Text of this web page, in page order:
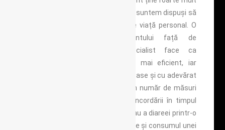
de noi ca oameni, de felul în care suntem dispuși să
” din stilul de viață personal. O
atitudine corectă a pacientului față de
recomandările medicului specialist face ca
tratamentul făcut să fie mult mai eficient, iar
rezultatele să fie mai spectaculoase și cu adevărat
favorabile. Sunt recomandate un număr de măsuri
de prevenție, inclusiv evitarea încordării în timpul
defecării, evitarea constipației sau a diareei printr-o
dietă cu un conținut mare de fibre și consumul unei